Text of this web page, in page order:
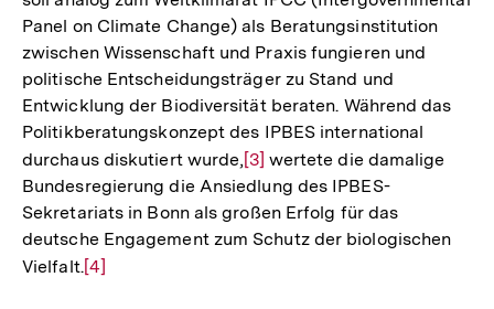
Panel on Climate Change) als Beratungsinstitution
zwischen Wissenschaft und Praxis fungieren und
politische Entscheidungsträger zu Stand und
Entwicklung der Biodiversität beraten. Während das
Politikberatungskonzept des IPBES international
durchaus diskutiert wurde,Zur
Auflösung
der
Fußnote
[3] wertete die damalige
Bundesregierung die Ansiedlung des IPBES-
Sekretariats in Bonn als großen Erfolg für das
deutsche Engagement zum Schutz der biologischen
Vielfalt.Zur
[4]